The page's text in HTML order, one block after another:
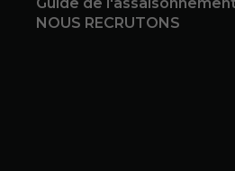
NOUS RECRUTONS